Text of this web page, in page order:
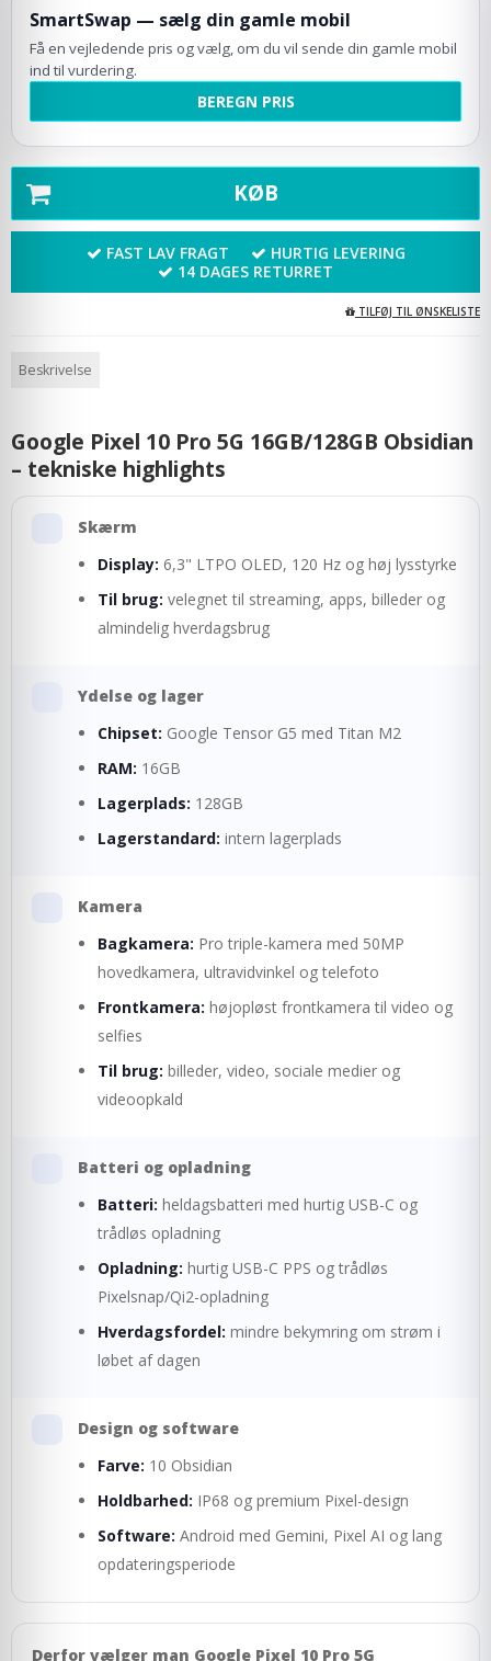
SmartSwap — sælg din gamle mobil
Få en vejledende pris og vælg, om du vil sende din gamle mobil
ind til vurdering.
BEREGN PRIS
KØB
FAST LAV FRAGT
HURTIG LEVERING
14 DAGES RETURRET
TILFØJ TIL ØNSKELISTE
Beskrivelse
Google Pixel 10 Pro 5G 16GB/128GB Obsidian
– tekniske highlights
Skærm
Display: 6,3" LTPO OLED, 120 Hz og høj lysstyrke
Til brug: velegnet til streaming, apps, billeder og
almindelig hverdagsbrug
Ydelse og lager
Chipset: Google Tensor G5 med Titan M2
RAM: 16GB
Lagerplads: 128GB
Lagerstandard: intern lagerplads
Kamera
Bagkamera: Pro triple-kamera med 50MP
hovedkamera, ultravidvinkel og telefoto
Frontkamera: højopløst frontkamera til video og
selfies
Til brug: billeder, video, sociale medier og
videoopkald
Batteri og opladning
Batteri: heldagsbatteri med hurtig USB-C og
trådløs opladning
Opladning: hurtig USB-C PPS og trådløs
Pixelsnap/Qi2-opladning
Hverdagsfordel: mindre bekymring om strøm i
løbet af dagen
Design og software
Farve: 10 Obsidian
Holdbarhed: IP68 og premium Pixel-design
Software: Android med Gemini, Pixel AI og lang
opdateringsperiode
Derfor vælger man Google Pixel 10 Pro 5G